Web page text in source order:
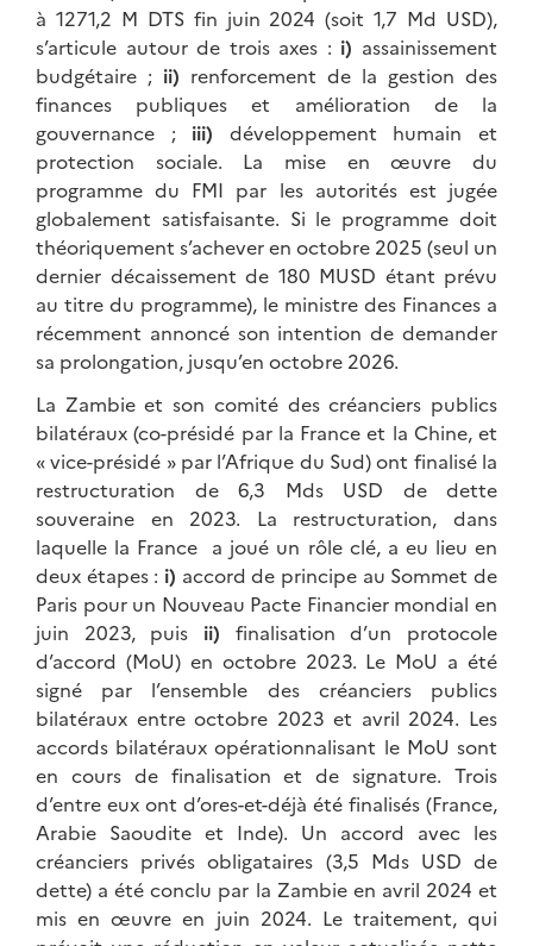
à 1271,2 M DTS fin juin 2024 (soit 1,7 Md USD),
s’articule autour de trois axes : i) assainissement
budgétaire ; ii) renforcement de la gestion des
finances publiques et amélioration de la
gouvernance ; iii) développement humain et
protection sociale. La mise en œuvre du
programme du FMI par les autorités est jugée
globalement satisfaisante. Si le programme doit
théoriquement s’achever en octobre 2025 (seul un
dernier décaissement de 180 MUSD étant prévu
au titre du programme), le ministre des Finances a
récemment annoncé son intention de demander
sa prolongation, jusqu’en octobre 2026.
La Zambie et son comité des créanciers publics
bilatéraux (co-présidé par la France et la Chine, et
« vice-présidé » par l’Afrique du Sud) ont finalisé la
restructuration de 6,3 Mds USD de dette
souveraine en 2023. La restructuration, dans
laquelle la France a joué un rôle clé, a eu lieu en
deux étapes : i) accord de principe au Sommet de
Paris pour un Nouveau Pacte Financier mondial en
juin 2023, puis ii) finalisation d’un protocole
d’accord (MoU) en octobre 2023. Le MoU a été
signé par l’ensemble des créanciers publics
bilatéraux entre octobre 2023 et avril 2024. Les
accords bilatéraux opérationnalisant le MoU sont
en cours de finalisation et de signature. Trois
d’entre eux ont d’ores-et-déjà été finalisés (France,
Arabie Saoudite et Inde). Un accord avec les
créanciers privés obligataires (3,5 Mds USD de
dette) a été conclu par la Zambie en avril 2024 et
mis en œuvre en juin 2024. Le traitement, qui